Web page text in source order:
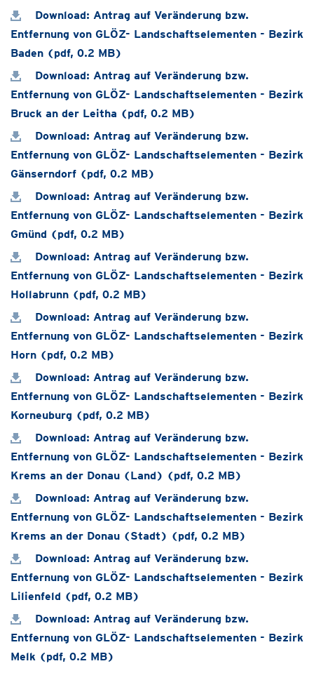
Download: Antrag auf Veränderung bzw.
Entfernung von GLÖZ- Landschaftselementen - Bezirk
Baden (pdf, 0.2 MB)
Download: Antrag auf Veränderung bzw.
Entfernung von GLÖZ- Landschaftselementen - Bezirk
Bruck an der Leitha (pdf, 0.2 MB)
Download: Antrag auf Veränderung bzw.
Entfernung von GLÖZ- Landschaftselementen - Bezirk
Gänserndorf (pdf, 0.2 MB)
Download: Antrag auf Veränderung bzw.
Entfernung von GLÖZ- Landschaftselementen - Bezirk
Gmünd (pdf, 0.2 MB)
Download: Antrag auf Veränderung bzw.
Entfernung von GLÖZ- Landschaftselementen - Bezirk
Hollabrunn (pdf, 0.2 MB)
Download: Antrag auf Veränderung bzw.
Entfernung von GLÖZ- Landschaftselementen - Bezirk
Horn (pdf, 0.2 MB)
Download: Antrag auf Veränderung bzw.
Entfernung von GLÖZ- Landschaftselementen - Bezirk
Korneuburg (pdf, 0.2 MB)
Download: Antrag auf Veränderung bzw.
Entfernung von GLÖZ- Landschaftselementen - Bezirk
Krems an der Donau (Land) (pdf, 0.2 MB)
Download: Antrag auf Veränderung bzw.
Entfernung von GLÖZ- Landschaftselementen - Bezirk
Krems an der Donau (Stadt) (pdf, 0.2 MB)
Download: Antrag auf Veränderung bzw.
Entfernung von GLÖZ- Landschaftselementen - Bezirk
Lilienfeld (pdf, 0.2 MB)
Download: Antrag auf Veränderung bzw.
Entfernung von GLÖZ- Landschaftselementen - Bezirk
Melk (pdf, 0.2 MB)